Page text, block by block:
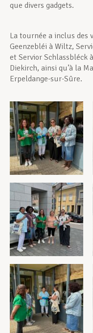
que divers gadgets.
La tournée a inclus des
Geenzebléi à Wiltz,
et Servior Schlassbléck
Diekirch, ainsi qu’à la
Erpeldange-sur-Sûre.